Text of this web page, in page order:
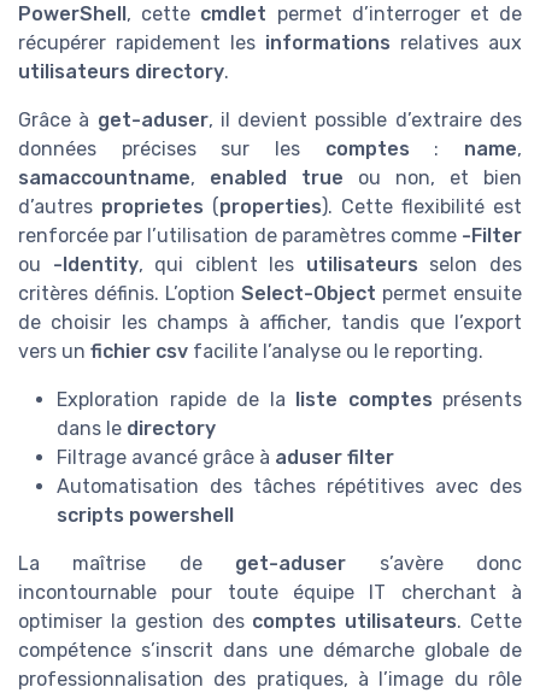
PowerShell , cette cmdlet permet d’interroger et de
récupérer rapidement les informations relatives aux
utilisateurs directory.
Grâce à get-aduser, il devient possible d’extraire des
données précises sur les comptes : name,
samaccountname, enabled true ou non, et bien
d’autres proprietes (properties). Cette flexibilité est
renforcée par l’utilisation de paramètres comme -Filter
ou -Identity, qui ciblent les utilisateurs selon des
critères définis. L’option Select-Object permet ensuite
de choisir les champs à afficher, tandis que l’export
vers un fichier csv facilite l’analyse ou le reporting.
Exploration rapide de la liste comptes présents
dans le directory
Filtrage avancé grâce à aduser filter
Automatisation des tâches répétitives avec des
scripts powershell
La maîtrise de get-aduser s’avère donc
incontournable pour toute équipe IT cherchant à
optimiser la gestion des comptes utilisateurs. Cette
compétence s’inscrit dans une démarche globale de
professionnalisation des pratiques, à l’image du rôle